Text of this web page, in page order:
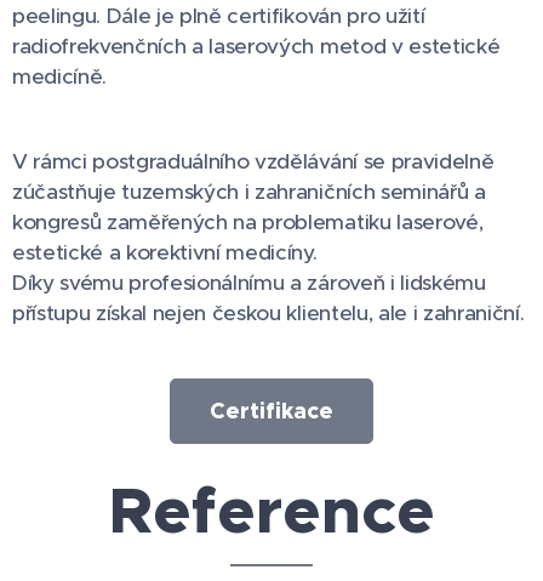
peelingu. Dále je plně certifikován pro užití
radiofrekvenčních a laserových metod v estetické
medicíně.
V rámci postgraduálního vzdělávání se pravidelně
zúčastňuje tuzemských i zahraničních seminářů a
kongresů zaměřených na problematiku laserové,
estetické a korektivní medicíny.
Díky svému profesionálnímu a zároveň i lidskému
přístupu získal nejen českou klientelu, ale i zahraniční.
Certifikace
Reference